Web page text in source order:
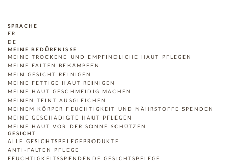
SPRACHE
FR
DE
MEINE BEDÜRFNISSE
MEINE TROCKENE UND EMPFINDLICHE HAUT PFLEGEN
MEINE FALTEN BEKÄMPFEN
MEIN GESICHT REINIGEN
MEINE FETTIGE HAUT REINIGEN
MEINE HAUT GESCHMEIDIG MACHEN
MEINEN TEINT AUSGLEICHEN
MEINEM KÖRPER FEUCHTIGKEIT UND NÄHRSTOFFE SPENDEN
MEINE GESCHÄDIGTE HAUT PFLEGEN
MEINE HAUT VOR DER SONNE SCHÜTZEN
GESICHT
ALLE GESICHTSPFLEGEPRODUKTE
ANTI-FALTEN PFLEGE
FEUCHTIGKEITSSPENDENDE GESICHTSPFLEGE